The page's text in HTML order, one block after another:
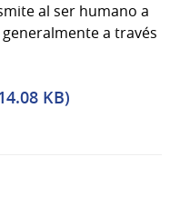
al ser humano a
a través
KB)